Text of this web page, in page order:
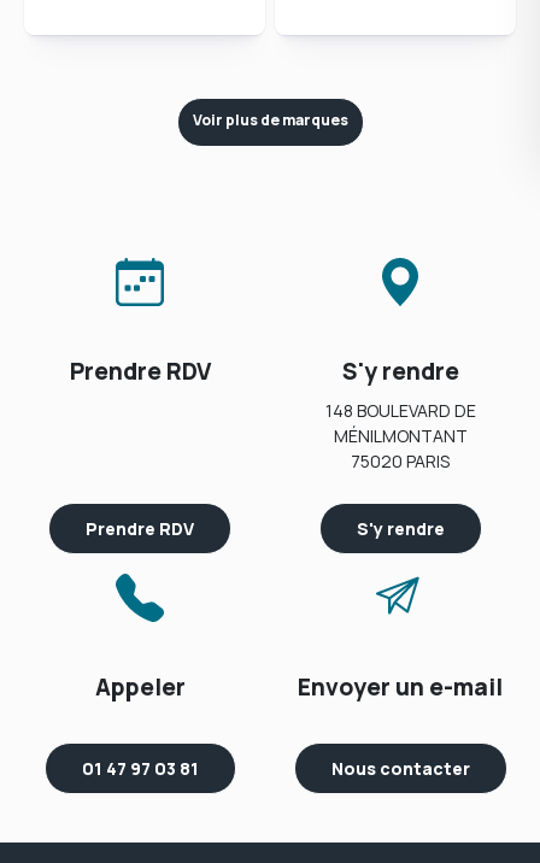
Voir plus de marques
Prendre RDV
Prendre RDV
S'y rendre
148 BOULEVARD DE
MÉNILMONTANT
75020 PARIS
S'y rendre
Appeler
01 47 97 03 81
Envoyer un e-mail
Nous contacter